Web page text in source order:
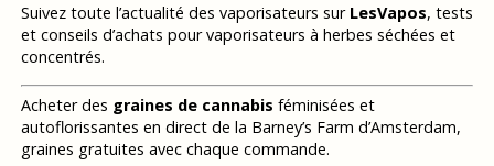
Suivez toute l’actualité des vaporisateurs sur LesVapos, tests
et conseils d’achats pour vaporisateurs à herbes séchées et
concentrés.
Acheter des graines de cannabis féminisées et
autoflorissantes en direct de la Barney’s Farm d’Amsterdam,
graines gratuites avec chaque commande.